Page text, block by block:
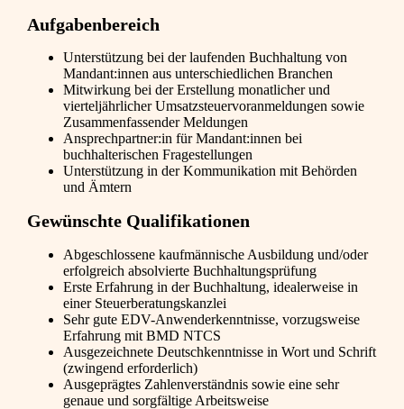
Aufgabenbereich
Unterstützung bei der laufenden Buchhaltung von
Mandant:innen aus unterschiedlichen Branchen
Mitwirkung bei der Erstellung monatlicher und
vierteljährlicher Umsatzsteuervoranmeldungen sowie
Zusammenfassender Meldungen
Ansprechpartner:in für Mandant:innen bei
buchhalterischen Fragestellungen
Unterstützung in der Kommunikation mit Behörden
und Ämtern
Gewünschte Qualifikationen
Abgeschlossene kaufmännische Ausbildung und/oder
erfolgreich absolvierte Buchhaltungsprüfung
Erste Erfahrung in der Buchhaltung, idealerweise in
einer Steuerberatungskanzlei
Sehr gute EDV-Anwenderkenntnisse, vorzugsweise
Erfahrung mit BMD NTCS
Ausgezeichnete Deutschkenntnisse in Wort und Schrift
(zwingend erforderlich)
Ausgeprägtes Zahlenverständnis sowie eine sehr
genaue und sorgfältige Arbeitsweise